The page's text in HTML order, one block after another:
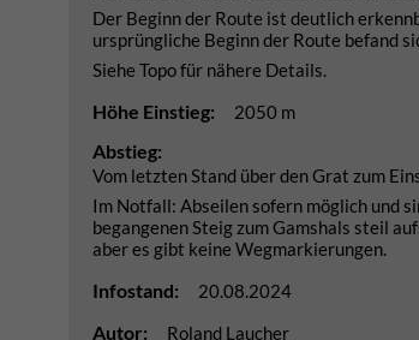
Der Beginn der Route ist deutlich
ursprüngliche Beginn der Route befand
Siehe Topo für nähere Details.
Höhe Einstieg: 2050 m
Abstieg:
Vom letzten Stand über den Grat zum
Im Notfall: Abseilen sofern möglich und
begangenen Steig zum Gamshals steil
aber es gibt keine Wegmarkierungen.
Infostand: 20.08.2024
Autor: Roland Laucher